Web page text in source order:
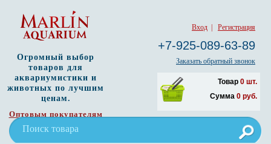
Вход Регистрация
+7-925-089-63-89
Заказать обратный звонок
Товар 0 шт.
Сумма 0 руб.
Огромный выбор
товаров для
аквариумистики и
животных по лучшим
ценам.
Оптовым покупателям